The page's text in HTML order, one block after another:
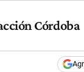
Córdoba